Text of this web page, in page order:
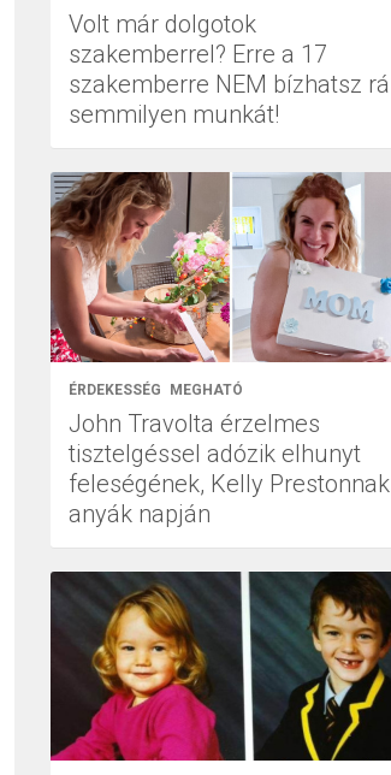
Volt már dolgotok
szakemberrel? Erre a 17
szakemberre NEM bízhatsz rá
semmilyen munkát!
ÉRDEKESSÉG MEGHATÓ
John Travolta érzelmes
tisztelgéssel adózik elhunyt
feleségének, Kelly Prestonnak
anyák napján